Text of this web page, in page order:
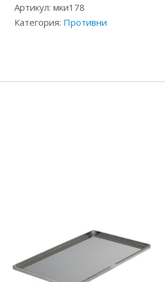
Артикул: мки178
Категория: Противни